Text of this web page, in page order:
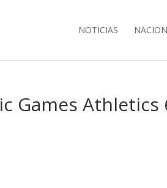
NOTICIAS
Games Athletics